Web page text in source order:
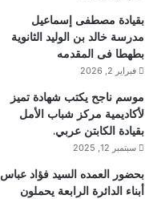
بقيادة مصطفى إسماعيل
مدرسة خالد بن الوليد الثانوية
بطهطا فى المقدمه
فبراير 2, 2026
موسم ناجح يكتب شهادة تميز
لأكاديمية مركز شباب الأمل
بقيادة الكابتن عربي.
سبتمبر 12, 2025
بحضور العمده السيد فؤاد عباس
أبناء الدائرة الرابعة يحملون